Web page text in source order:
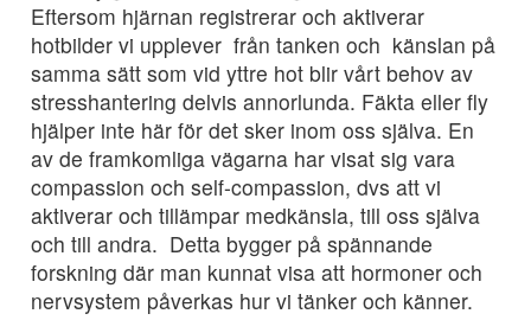
Eftersom hjärnan registrerar och aktiverar
hotbilder vi upplever från tanken och känslan på
samma sätt som vid yttre hot blir vårt behov av
stresshantering delvis annorlunda. Fäkta eller fly
hjälper inte här för det sker inom oss själva. En
av de framkomliga vägarna har visat sig vara
compassion och self-compassion, dvs att vi
aktiverar och tillämpar medkänsla, till oss själva
och till andra. Detta bygger på spännande
forskning där man kunnat visa att hormoner och
nervsystem påverkas hur vi tänker och känner.